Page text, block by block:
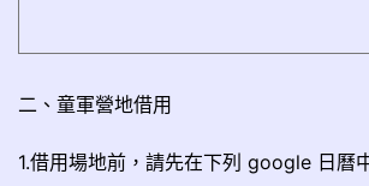
二、童軍營地借用
1.借用場地前，請先在下列 google 日曆